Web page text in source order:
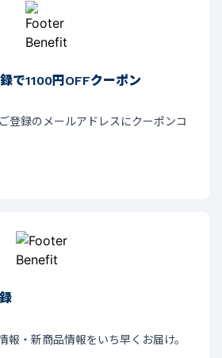
で1100円OFFクーポン
登録のメールアドレスにクーポンコ
報・新商品情報をいち早くお届け。